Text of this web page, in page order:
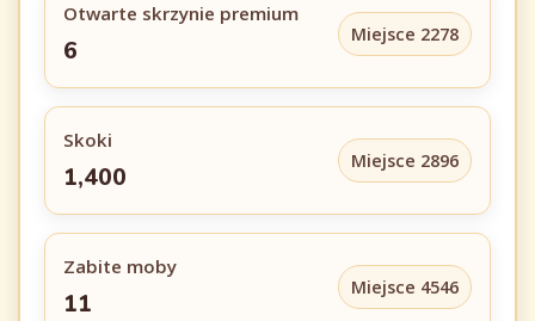
Otwarte skrzynie premium
6
Miejsce 2278
Skoki
1,400
Miejsce 2896
Zabite moby
11
Miejsce 4546